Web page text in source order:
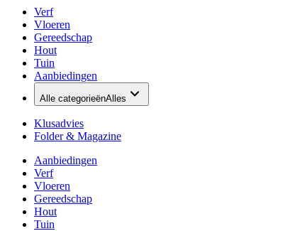
Verf
Vloeren
Gereedschap
Hout
Tuin
Aanbiedingen
Alle categorieënAlles
Klusadvies
Folder & Magazine
Aanbiedingen
Verf
Vloeren
Gereedschap
Hout
Tuin